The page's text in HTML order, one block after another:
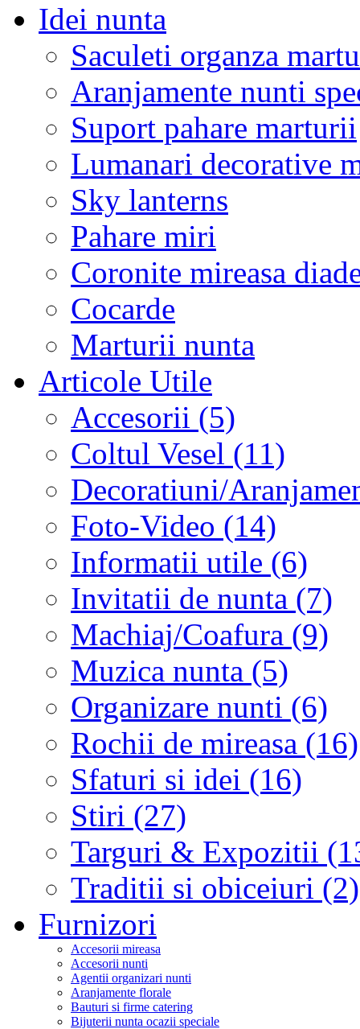
Idei nunta
Saculeti organza
Aranjamente nunti
Suport pahare marturii
Lumanari decorative
Sky lanterns
Pahare miri
Coronite mireasa
Cocarde
Marturii nunta
Articole Utile
Accesorii (5)
Coltul Vesel (11)
Decoratiuni/
Foto-Video (14)
Informatii utile (6)
Invitatii de nunta (7)
Machiaj/Coafura (9)
Muzica nunta (5)
Organizare nunti (6)
Rochii de mireasa (16)
Sfaturi si idei (16)
Stiri (27)
Targuri & Expozitii
Traditii si obiceiuri (2)
Furnizori
Accesorii mireasa
Accesorii nunti
Agentii organizari nunti
Aranjamente florale
Bauturi si firme catering
Bijuterii nunta ocazii speciale